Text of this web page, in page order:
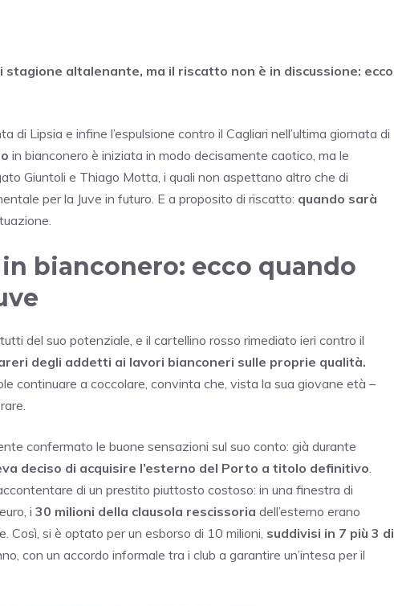
altalenante, ma il riscatto non è in discussione: ecco
di Lipsia e infine l’espulsione contro il Cagliari nell’ultima giornata di
in bianconero è iniziata in modo decisamente caotico, ma le
Giuntoli e Thiago Motta, i quali non aspettano altro che di
per la Juve in futuro. E a proposito di riscatto: quando sarà
bianconero: ecco quando
del suo potenziale, e il cartellino rosso rimediato ieri contro il
degli addetti ai lavori bianconeri sulle proprie qualità.
continuare a coccolare, convinta che, vista la sua giovane età –
confermato le buone sensazioni sul suo conto: già durante
deciso di acquisire l’esterno del Porto a titolo definitivo
di un prestito piuttosto costoso: in una finestra di
i 30 milioni della clausola rescissoria dell’esterno erano
si è optato per un esborso di 10 milioni, suddivisi in 7 più 3 di
con un accordo informale tra i club a garantire un’intesa per il